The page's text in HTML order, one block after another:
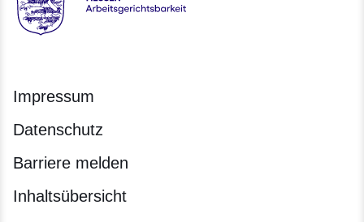
Hessen - Arbeitsgerichtsbarkeit Hessen
Impressum
Datenschutz
Barriere melden
Inhaltsübersicht